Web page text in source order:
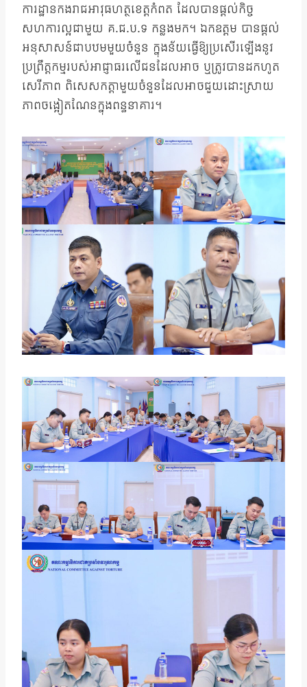
ការដ្ឋានកងរាជអាវុធហត្ថខេត្តកំពត ដែលបានផ្ដល់កិច្ច
សហការល្អជាមួយ គ.ជ.ប.ទ កន្លងមក។ ឯកឧត្តម បានផ្ដល់
អនុសាសន៍ជាបឋមមួយចំនួន ក្នុងន័យធ្វើឱ្យប្រសើរឡើងនូវ
ប្រព្រឹត្តកម្មរបស់អាជ្ញាធរលើជនដែលអាច ឬត្រូវបានដកហូត
សេរីភាព ពិសេសកត្តាមួយចំនួនដែលអាចជួយដោះស្រាយ
ភាពចង្អៀតណែនក្នុងពន្ធនាគារ។